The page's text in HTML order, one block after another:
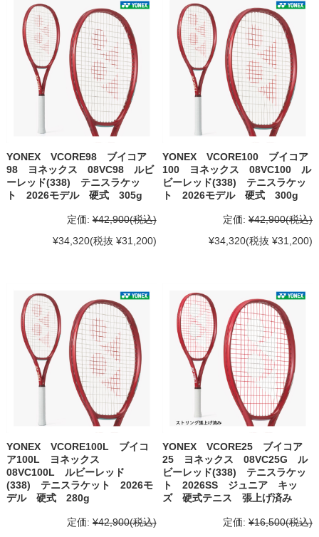
YONEX VCORE98 ブイコア
98 ヨネックス 08VC98 ルビ
ーレッド(338) テニスラケッ
ト 2026モデル 硬式 305g
定価: ¥42,900(税込)
¥34,320(税抜 ¥31,200)
YONEX VCORE100 ブイコア
100 ヨネックス 08VC100 ル
ビーレッド(338) テニスラケッ
ト 2026モデル 硬式 300g
定価: ¥42,900(税込)
¥34,320(税抜 ¥31,200)
YONEX VCORE100L ブイコ
ア100L ヨネックス
08VC100L ルビーレッド
(338) テニスラケット 2026モ
デル 硬式 280g
定価: ¥42,900(税込)
YONEX VCORE25 ブイコア
25 ヨネックス 08VC25G ル
ビーレッド(338) テニスラケッ
ト 2026SS ジュニア キッ
ズ 硬式テニス 張上げ済み
定価: ¥16,500(税込)